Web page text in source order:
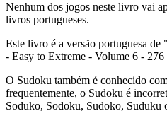
Nenhum dos jogos neste livro vai
livros portugueses.
Este livro é a versão portuguesa
- Easy to Extreme - Volume 6 - 276
O Sudoku também é conhecido
frequentemente, o Sudoku é
Soduko, Sodoku, Sudoko, Suduku